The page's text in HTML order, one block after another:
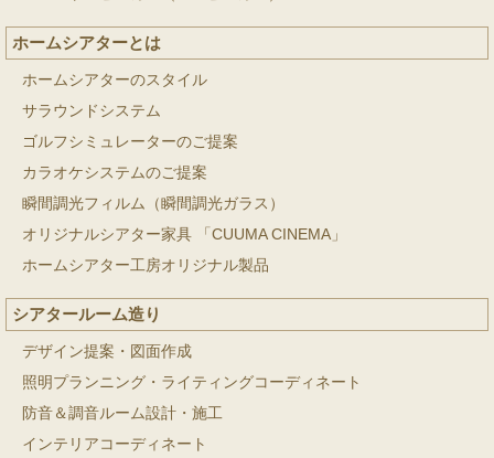
ホームシアターとは
ホームシアターのスタイル
サラウンドシステム
ゴルフシミュレーターのご提案
カラオケシステムのご提案
瞬間調光フィルム（瞬間調光ガラス）
オリジナルシアター家具 「CUUMA CINEMA」
ホームシアター工房オリジナル製品
シアタールーム造り
デザイン提案・図面作成
照明プランニング・ライティングコーディネート
防音＆調音ルーム設計・施工
インテリアコーディネート